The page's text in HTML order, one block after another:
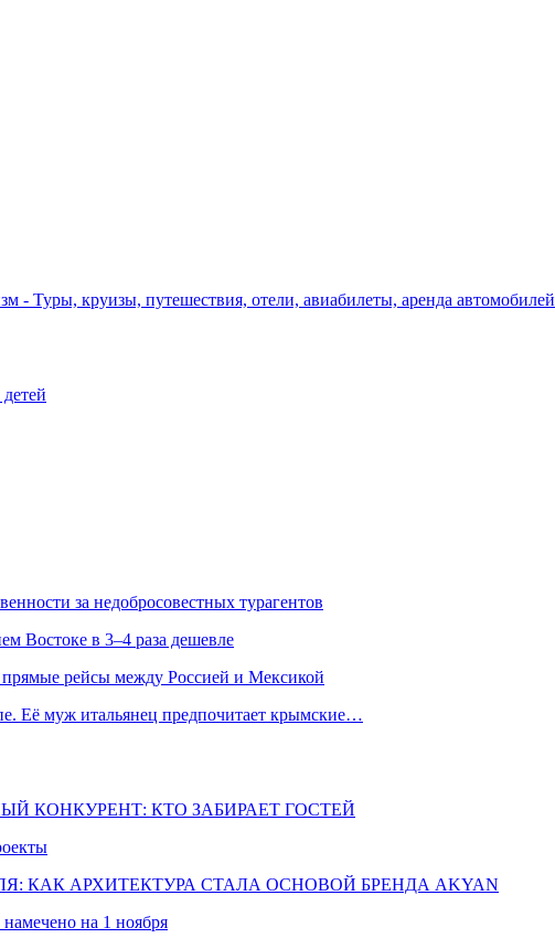
- Туры, круизы, путешествия, отели, авиабилеты, аренда автомобилей
за недобросовестных турагентов
Востоке в 3–4 раза дешевле
рейсы между Россией и Мексикой
Её муж итальянец предпочитает крымские…
КОНКУРЕНТ: КТО ЗАБИРАЕТ ГОСТЕЙ
КАК АРХИТЕКТУРА СТАЛА ОСНОВОЙ БРЕНДА AKYAN
на 1 ноября